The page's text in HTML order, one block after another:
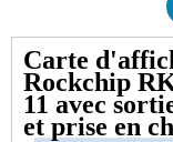
Carte
Rockchip
11 avec
et prise en